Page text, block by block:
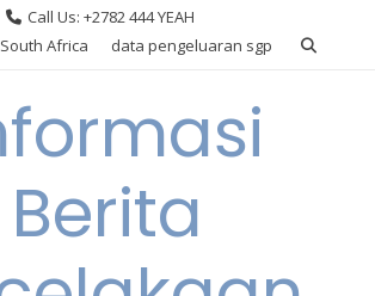
Call Us: +2782 444 YEAH
Africa
data pengeluaran sgp
Berita